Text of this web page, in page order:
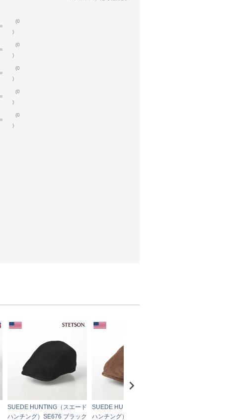
(0
)
(0
)
(0
)
(0
)
(0
)
SUEDE HUNTING（スエード
ハンチング）SE676 ブラック
SUEDE HUNTING（スエード
ハンチング）SE676 ブラウン